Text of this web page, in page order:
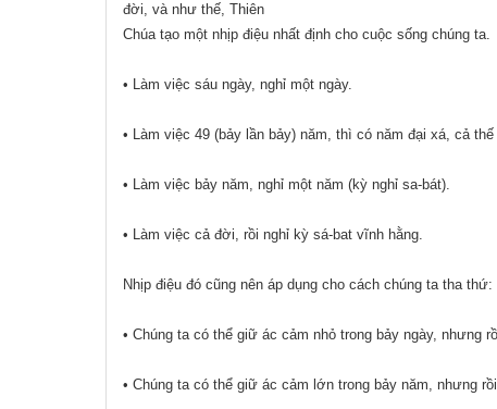
đời, và như thế, Thiên
Chúa tạo một nhịp điệu nhất định cho cuộc sống chúng ta.
• Làm việc sáu ngày, nghỉ một ngày.
• Làm việc 49 (bảy lần bảy) năm, thì có năm đại xá, cả
• Làm việc bảy năm, nghỉ một năm (kỳ nghỉ sa-bát).
• Làm việc cả đời, rồi nghỉ kỳ sá-bat vĩnh hằng.
Nhịp điệu đó cũng nên áp dụng cho cách chúng ta tha thứ:
• Chúng ta có thể giữ ác cảm nhỏ trong bảy ngày, nhưng
• Chúng ta có thể giữ ác cảm lớn trong bảy năm, nhưng